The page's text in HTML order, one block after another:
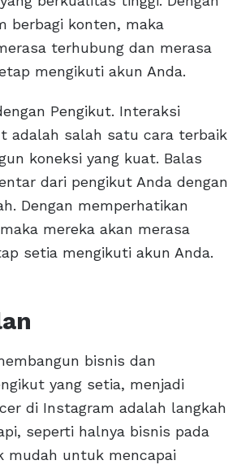
berbagi konten, maka
terhubung dan merasa
mengikuti akun Anda.
Pengikut. Interaksi
adalah salah satu cara terbaik
koneksi yang kuat. Balas
dari pengikut Anda dengan
Dengan memperhatikan
mereka akan merasa
setia mengikuti akun Anda.
bisnis dan
yang setia, menjadi
di Instagram adalah langkah
seperti halnya bisnis pada
mudah untuk mencapai